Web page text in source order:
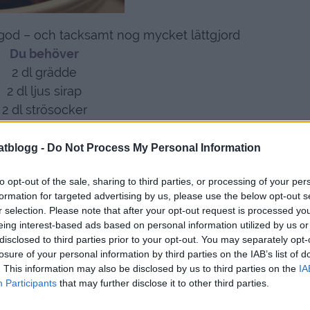
- Do Not Process My Personal Information
opt-out of the sale, sharing to third parties, or processing of your
for targeted advertising by us, please use the below opt-out
selection. Please note that after your opt-out request is processed
interest-based ads based on personal information utilized by us
to third parties prior to your opt-out. You may separately
of your personal information by third parties on the IAB’s list of
This information may also be disclosed by us to third parties on the
Participants that may further disclose it to other third parties.
– och tacksamt nog mycket lättgjord
Du behöver
2 dl grädde
2 dl ljus sirap
2 dl strösocker
och sirap i en storbottnad kastrull.
tills det klarar ”kulprovet”
av den kokande kolan i ett glas med kallt
vatten,
går att forma till en kula )
plattan, och häller ner de hackade nötterna.
kolan så väljer du mindre / större form att